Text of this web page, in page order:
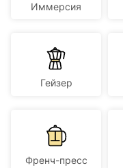
Иммерсия
Гейзер
Френч-пресс